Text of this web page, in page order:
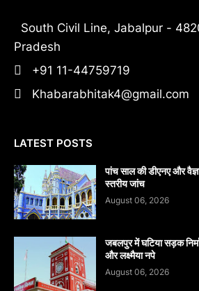
South Civil Line, Jabalpur -
Pradesh
+91 11-44759719
Khabarabhitak4@gmail.com
LATEST POSTS
पांच साल की डीएनए और
स्तरीय जांच
August 06, 2026
जबलपुर में घटिया सड़क
और लक्ष्मैया नपे
August 06, 2026